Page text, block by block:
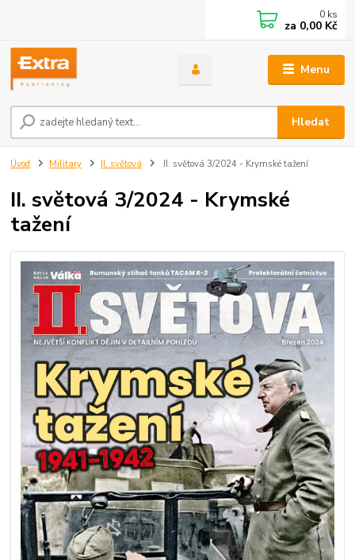
Menu
Hledat
0 ks
za 0,00 Kč
Úvod Military II. světová II. světová 3/2024 - Krymské tažení
II. světová 3/2024 - Krymské
tažení